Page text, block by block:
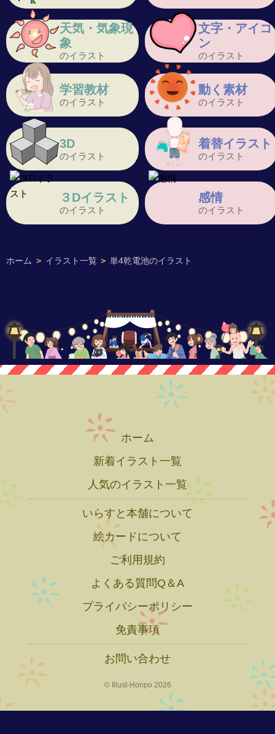
ホーム > イラスト一覧 > 単4乾電池のイラスト
天気・気象現
象
のイラスト
文字・アイコ
ン
のイラスト
学習教材
のイラスト
動く素材
のイラスト
3D
のイラスト
着替イラスト
のイラスト
３Dイラスト
のイラスト
感情
のイラスト
ホーム
新着イラスト一覧
人気のイラスト一覧
いらすと本舗について
絵カードについて
ご利用規約
よくある質問Q＆A
プライバシーポリシー
免責事項
お問い合わせ
© Illust-Honpo 2026